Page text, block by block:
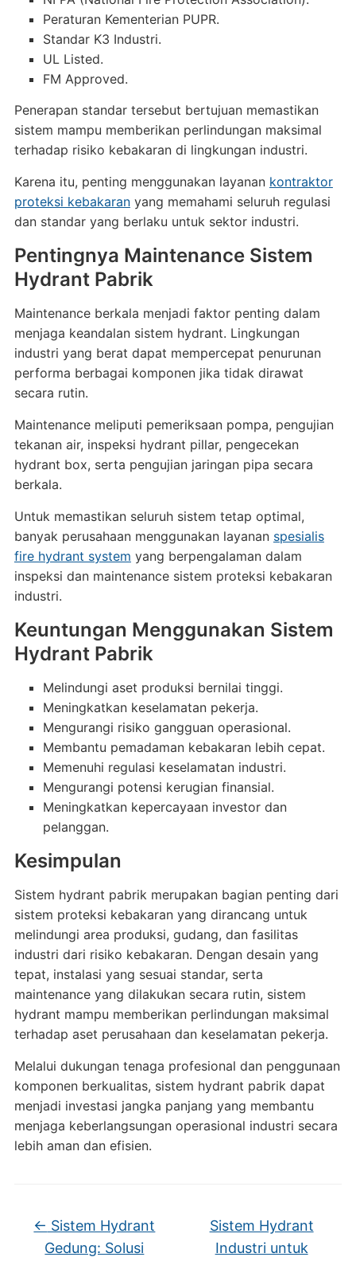
Peraturan Kementerian PUPR.
Standar K3 Industri.
UL Listed.
FM Approved.
Penerapan standar tersebut bertujuan memastikan
sistem mampu memberikan perlindungan maksimal
terhadap risiko kebakaran di lingkungan industri.
Karena itu, penting menggunakan layanan kontraktor
proteksi kebakaranyang memahami seluruh regulasi
dan standar yang berlaku untuk sektor industri.
Pentingnya Maintenance Sistem
Hydrant Pabrik
Maintenance berkala menjadi faktor penting dalam
menjaga keandalan sistem hydrant. Lingkungan
industri yang berat dapat mempercepat penurunan
performa berbagai komponen jika tidak dirawat
secara rutin.
Maintenance meliputi pemeriksaan pompa, pengujian
tekanan air, inspeksi hydrant pillar, pengecekan
hydrant box, serta pengujian jaringan pipa secara
berkala.
Untuk memastikan seluruh sistem tetap optimal,
banyak perusahaan menggunakan layanan spesialis
fire hydrant system yang berpengalaman dalam
inspeksi dan maintenance sistem proteksi kebakaran
industri.
Keuntungan Menggunakan Sistem
Hydrant Pabrik
Melindungi aset produksi bernilai tinggi.
Meningkatkan keselamatan pekerja.
Mengurangi risiko gangguan operasional.
Membantu pemadaman kebakaran lebih cepat.
Memenuhi regulasi keselamatan industri.
Mengurangi potensi kerugian finansial.
Meningkatkan kepercayaan investor dan
pelanggan.
Kesimpulan
Sistem hydrant pabrik merupakan bagian penting dari
sistem proteksi kebakaran yang dirancang untuk
melindungi area produksi, gudang, dan fasilitas
industri dari risiko kebakaran. Dengan desain yang
tepat, instalasi yang sesuai standar, serta
maintenance yang dilakukan secara rutin, sistem
hydrant mampu memberikan perlindungan maksimal
terhadap aset perusahaan dan keselamatan pekerja.
Melalui dukungan tenaga profesional dan penggunaan
komponen berkualitas, sistem hydrant pabrik dapat
menjadi investasi jangka panjang yang membantu
menjaga keberlangsungan operasional industri secara
lebih aman dan efisien.
← Sistem Hydrant
Gedung: Solusi
Sistem Hydrant
Industri untuk